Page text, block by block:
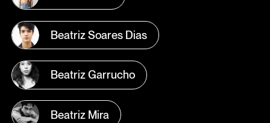
Beatriz Soares Dias
Beatriz Garrucho
Beatriz Mira